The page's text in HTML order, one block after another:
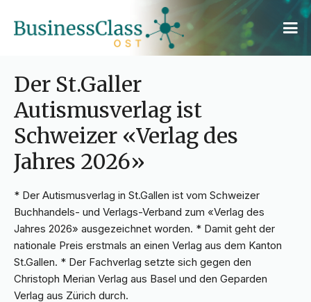
Der St.Galler
Autismusverlag ist
Schweizer «Verlag des
Jahres 2026»
* Der Autismusverlag in St.Gallen ist vom Schweizer
Buchhandels- und Verlags-Verband zum «Verlag des
Jahres 2026» ausgezeichnet worden. * Damit geht der
nationale Preis erstmals an einen Verlag aus dem Kanton
St.Gallen. * Der Fachverlag setzte sich gegen den
Christoph Merian Verlag aus Basel und den Geparden
Verlag aus Zürich durch.